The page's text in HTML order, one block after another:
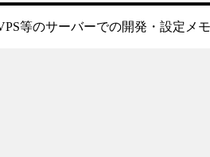
等のサーバーでの開発・設定メモ